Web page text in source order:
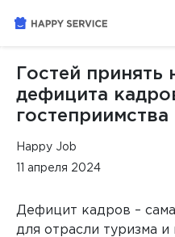
Гостей
дефицита
гостеприимства
Happy Job
11 апреля 2024
Дефицит кадров –
для отрасли туризма и